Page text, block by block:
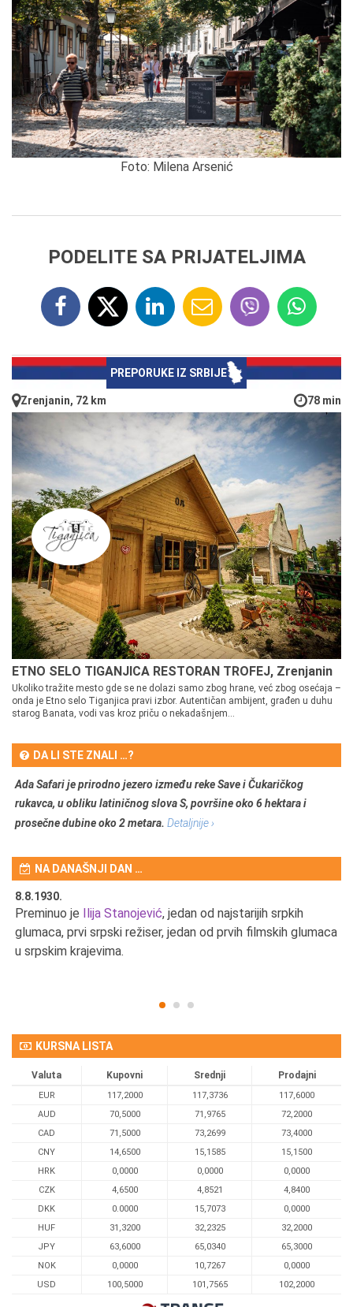
Foto: Milena Arsenić
PODELITE SA PRIJATELJIMA
PREPORUKE IZ SRBIJE
Zrenjanin, 72 km 78 min
ETNO SELO TIGANJICA RESTORAN TROFEJ, Zrenjanin
Ukoliko tražite mesto gde se ne dolazi samo zbog hrane, već zbog osećaja –
onda je Etno selo Tiganjica pravi izbor. Autentičan ambijent, građen u duhu
starog Banata, vodi vas kroz priču o nekadašnjem...
DA LI STE ZNALI …?
Ada Safari je prirodno jezero između reke Save i Čukaričkog
rukavca, u obliku latiničnog slova S, površine oko 6 hektara i
prosečne dubine oko 2 metara. Detaljnije ›
NA DANAŠNJI DAN …
8.8.1930.
Preminuo je Ilija Stanojević, jedan od najstarijih srpkih
glumaca, prvi srpski režiser, jedan od prvih filmskih glumaca
u srpskim krajevima.
KURSNA LISTA
Valuta Kupovni Srednji Prodajni
EUR 117,2000 117,3736
117,6000
AUD
70,5000 71,9765
72,2000
CAD
71,5000 73,2699
73,4000
CNY
14,6500 15,1585
15,1500
HRK
0,0000 0,0000
0,0000
CZK
4,6500 4,8521
4,8400
DKK
0.0000 15,7073
0,0000
HUF
31,3200 32,2325
32,2000
JPY
63,6000 65,0340
65,3000
NOK
0,0000 10,7267
0,0000
USD
100,5000 101,7565 102,2000